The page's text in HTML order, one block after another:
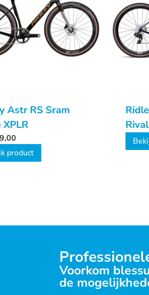
Astr RS Sram
XPLR
product
Voorkom
de